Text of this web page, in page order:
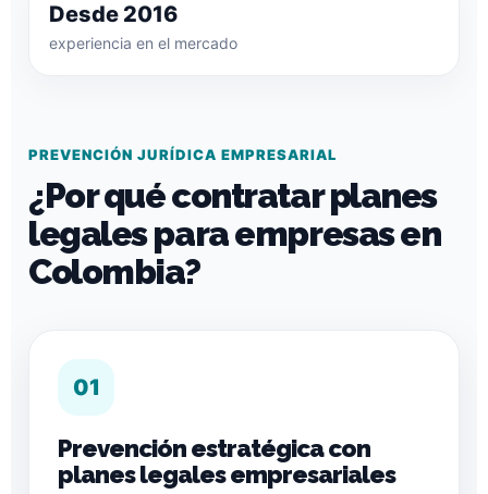
Desde 2016
experiencia en el mercado
PREVENCIÓN JURÍDICA EMPRESARIAL
¿Por qué contratar planes
legales para empresas en
Colombia?
01
Prevención estratégica con
planes legales empresariales